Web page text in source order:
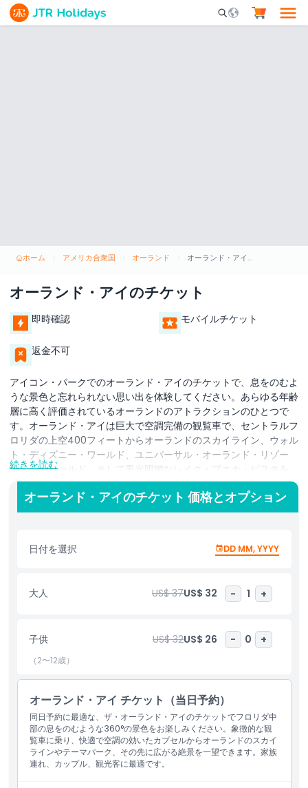
Mobile Search
ホーム アメリカ合衆国 オーランド オーランド・アイのチケット
オーランド・アイのチケット
即時確認 モバイルチケット
返金不可
アイコン・パークでのオーランド・アイのチケットで、息をのむよ
うな景色と忘れられない思い出を体験してください。あらゆる年齢
層に高く評価されているオーランドのアトラクションのひとつで
す。オーランド・アイは巨大で空調完備の観覧車で、セントラルフ
ロリダの上空400フィートからオーランドのスカイライン、ウォル
ト・ディズニー・ワールド、ユニバーサル・オーランド・リゾー
ト、シーワールド、そして風光明媚なレイク・ブエナ・ビスタを
360度のパノラマで見渡せます。活気あるインターナショナル・ド
ライブ沿いに位置し、オーランドの休暇を計画している人、ロマン
チックなデートを求める人、家族向けのアクティビティを探してい
プセル内で23分間の滑らかな回転を楽しめば、リラックスしたり
写真を撮ったり、上空から地域の美しさを満喫するのに最適な時間
族、ひとり旅の人、オーランドでの誕生日パーティー、企業イベン
ト、同窓会などのグループにも理想的です。スキップ・ザ・ライン
ソー・オーランド、シーライフ・オーランド・アクアリウム、アン
ドレッティ・インドア・カーティング＆ゲームズなど、アイコン・
パークの他のアトラクションをより長く楽しむことができます。カ
す。オーランド（フロリダ）の旅行日程を組んでいる場合でも、オ
ーランドでの最高の写真スポットを探している場合でも、アイコ
ン・パークのオーランド・アイは街を眺めるユニークな方法を提供
します。本日オーランド・アイのチケットを予約して、最も象徴的
でインスタ映えするオーランド体験のひとつで旅をグレードアップ
続きを読む
オーランド・アイのチケット 価格とオプション
日付を選択 DD MM, YYYY
大人 US$ 37US$ 32 - 1 +
子供 US$ 32US$ 26 - 0 +
（2〜12歳）
オーランド・アイ チケット（当日予約）
同日予約に最適な、ザ・オーランド・アイのチケットでフロリダ中
部の息をのむような360°の景色をお楽しみください。象徴的な観
覧車に乗り、快適で空調の効いたカプセルからオーランドのスカイ
ラインやテーマパーク、その先に広がる絶景を一望できます。家族
連れ、カップル、観光客に最適です。